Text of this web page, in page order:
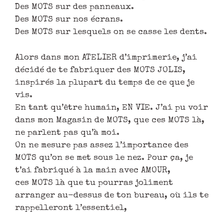
Des MOTS sur des panneaux.
Des MOTS sur nos écrans.
Des MOTS sur lesquels on se casse les dents.
Alors dans mon ATELIER d’imprimerie, j’ai
décidé de te fabriquer des MOTS JOLIS,
inspirés la plupart du temps de ce que je
vis.
En tant qu’être humain, EN VIE. J’ai pu voir
dans mon Magasin de MOTS, que ces MOTS là,
ne parlent pas qu’à moi.
On ne mesure pas assez l’importance des
MOTS qu’on se met sous le nez. Pour ça, je
t’ai fabriqué à la main avec AMOUR,
ces MOTS là que tu pourras joliment
arranger au-dessus de ton bureau, où ils te
rappelleront l’essentiel,